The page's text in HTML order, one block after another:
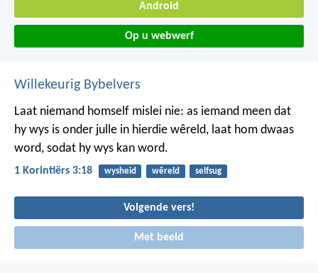
Android
Op u webwerf
Willekeurig Bybelvers
Laat niemand homself mislei nie: as iemand meen dat
hy wys is onder julle in hierdie wêreld, laat hom dwaas
word, sodat hy wys kan word.
1 Korintiërs 3:18 wysheid wêreld selfsug
Volgende vers!
Met beeld